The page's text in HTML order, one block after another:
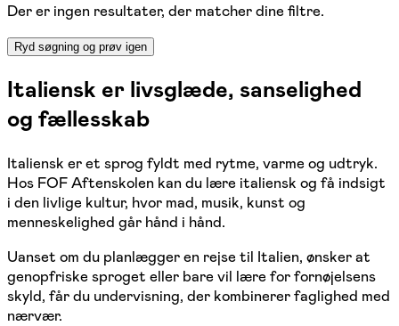
Der er ingen resultater, der matcher dine filtre.
Ryd søgning og prøv igen
Italiensk er livsglæde, sanselighed
og fællesskab
Italiensk er et sprog fyldt med rytme, varme og udtryk.
Hos FOF Aftenskolen kan du lære italiensk og få indsigt
i den livlige kultur, hvor mad, musik, kunst og
menneskelighed går hånd i hånd.
Uanset om du planlægger en rejse til Italien, ønsker at
genopfriske sproget eller bare vil lære for fornøjelsens
skyld, får du undervisning, der kombinerer faglighed med
nærvær.